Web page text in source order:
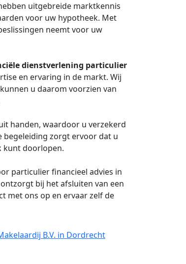
uitgebreide marktkennis
voor uw hypotheek. Met
neemt voor uw
dienstverlening particulier
en ervaring in de markt. Wij
u daarom voorzien van
handen, waardoor u verzekerd
begeleiding zorgt ervoor dat u
kunt doorlopen.
particulier financieel advies in
bij het afsluiten van een
met ons op en ervaar zelf de
B.V. in Dordrecht